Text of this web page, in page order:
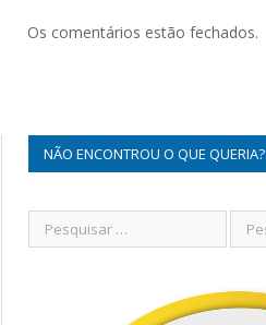
Os comentários estão fechados.
NÃO ENCONTROU O QUE QUERIA?